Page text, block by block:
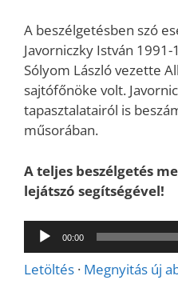
A beszélgetésben szó
Javorniczky István
Sólyom László vezette
sajtófőnöke volt.
tapasztalatairól is
műsorában.
A teljes beszélgetés
lejátszó segítségével!
Audió
lejátszó
00:00
Letöltés · Megnyitás új